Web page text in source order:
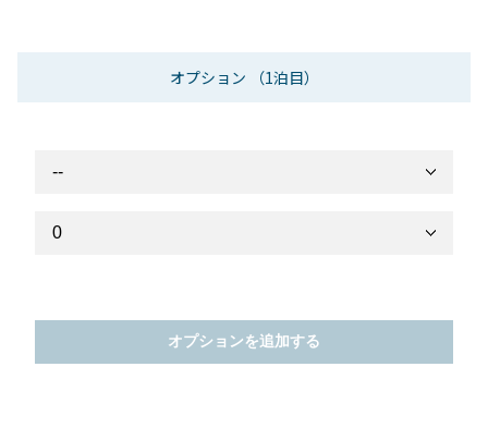
オプション （1泊目）
オプションを追加する